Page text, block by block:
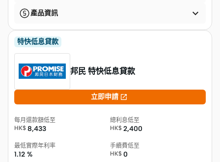
產品資訊 
特快低息貸款
邦民 特快低息貸款
立即申請 
每月還款額低至
HK$ 8,433
總利息低至
HK$ 2,400
最低實際年利率
1.12 %
手續費低至
HK$ 0